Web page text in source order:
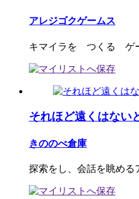
アレジゴクゲームス
キマイラを つくる ゲ
それほど遠くはない
きののべ倉庫
探索をし、会話を眺める